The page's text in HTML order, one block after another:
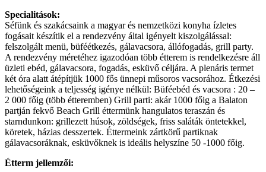
Specialitások:
Séfünk és szakácsaink a magyar és nemzetközi konyha ízletes
fogásait készítik el a rendezvény által igényelt kiszolgálással:
felszolgált menü, büféétkezés, gálavacsora, állófogadás, grill party.
A rendezvény méretéhez igazodóan több étterem is rendelkezésre áll
üzleti ebéd, gálavacsora, fogadás, esküvő céljára. A plenáris termet
két óra alatt átépítjük 1000 fős ünnepi műsoros vacsorához. Étkezési
lehetőségeink a teljesség igénye nélkül: Büféebéd és vacsora : 20 –
2 000 főig (több étteremben) Grill parti: akár 1000 főig a Balaton
partján fekvő Beach Grill éttermünk hangulatos teraszán és
starndunkon: grillezett húsok, zöldségek, friss saláták öntetekkel,
köretek, házias desszertek. Éttermeink zártkörű partiknak
gálavacsoráknak, esküvőknek is ideális helyszíne 50 -1000 főig.
Étterm jellemzői: